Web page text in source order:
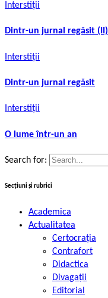
Interstiții
Dintr-un jurnal regăsit (II)
Interstiții
Dintr-un jurnal regăsit
Interstiții
O lume într-un an
Search for:
Secțiuni și rubrici
Academica
Actualitatea
Certocrația
Contrafort
Didactica
Divagații
Editorial